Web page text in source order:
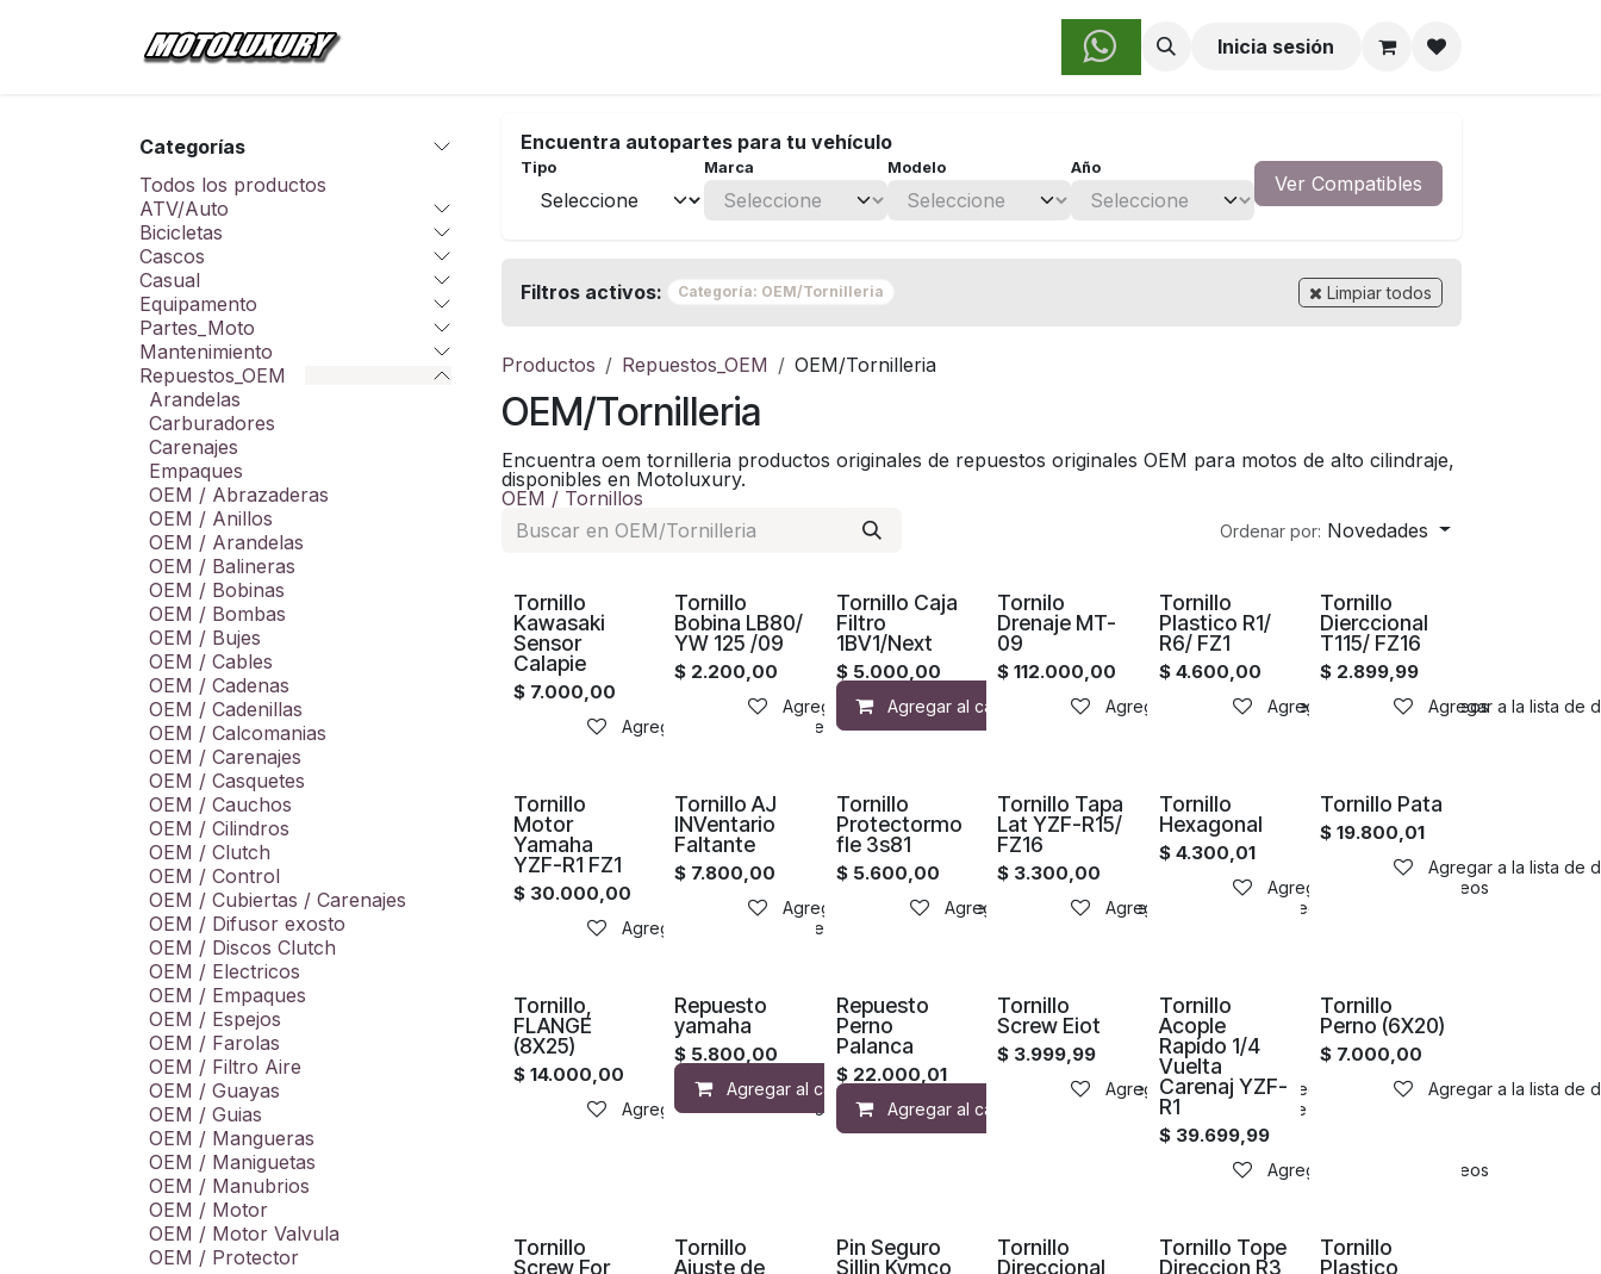
Sobre Nosotros Inicia sesión
Categorías
Todos los productos
ATV/Auto
Bicicletas
Cascos
Casual
Equipamento
Partes_Moto
Mantenimiento
Repuestos_OEM
Arandelas
Carburadores
Carenajes
Empaques
OEM / Abrazaderas
OEM / Anillos
OEM / Arandelas
OEM / Balineras
OEM / Bobinas
OEM / Bombas
OEM / Bujes
OEM / Cables
OEM / Cadenas
OEM / Cadenillas
OEM / Calcomanias
OEM / Carenajes
OEM / Casquetes
OEM / Cauchos
OEM / Cilindros
OEM / Clutch
OEM / Control
OEM / Cubiertas / Carenajes
OEM / Difusor exosto
OEM / Discos Clutch
OEM / Electricos
OEM / Empaques
OEM / Espejos
OEM / Farolas
OEM / Filtro Aire
OEM / Guayas
OEM / Guias
OEM / Mangueras
OEM / Maniguetas
OEM / Manubrios
OEM / Motor
OEM / Motor Valvula
OEM / Protector
Encuentra autopartes para tu vehículo
Tipo Marca Modelo Año
Ver Compatibles
Filtros activos: Categoría: OEM/Tornilleria Limpiar todos
Productos Repuestos_OEM OEM/Tornilleria
OEM/Tornilleria
Encuentra oem tornilleria productos originales de repuestos originales OEM para motos de alto cilindraje,
disponibles en Motoluxury.
OEM / Tornillos
Ordenar por: Novedades
Tornillo
Kawasaki
Sensor
Calapie
$ 7.000,00
Agregar a la lista de deseos
Tornillo
Bobina LB80/
YW 125 /09
$ 2.200,00
Agregar a la lista de deseos
Tornillo Caja
Filtro
1BV1/Next
$ 5.000,00
Agregar al carrito Agregar a la lista de deseos
Tornilo
Drenaje MT-
09
$112.000,00
Agregar a la lista de deseos
Tornillo
Plastico R1/
R6/ FZ1
$ 4.600,00
Agregar a la lista de deseos
Tornillo
Dierccional
T115/ FZ16
$ 2.899,99
Agregar a la lista de
Tornillo
Motor
Yamaha
YZF-R1 FZ1
$ 30.000,00
Agregar a la lista de deseos
Tornillo AJ
INVentario
Faltante
$ 7.800,00
Agregar a la lista de deseos
Tornillo
Protectormo
fle 3s81
$ 5.600,00
Agregar a la lista de deseos
Tornillo Tapa
Lat YZF-R15/
FZ16
$ 3.300,00
Agregar a la lista de deseos
Tornillo
Hexagonal
$ 4.300,01
Agregar a la lista de deseos
Tornillo Pata
$19.800,01
Agregar a la lista de
Tornillo,
FLANGE
(8X25)
$ 14.000,00
Agregar a la lista de deseos
Repuesto
yamaha
$ 5.800,00
Agregar al carrito Agregar a la lista de deseos
Repuesto
Perno
Palanca
$ 22.000,01
Agregar al carrito Agregar a la lista de deseos
Tornillo
Screw Eiot
$ 3.999,99
Agregar a la lista de deseos
Tornillo
Acople
Rapido 1/4
Vuelta
Carenaj YZF-
R1
$ 39.699,99
Agregar a la lista de deseos
Tornillo
Perno (6X20)
$ 7.000,00
Agregar a la lista de
Tornillo
Screw For
Tornillo
Ajuste de
Pin Seguro
Sillin Kymco
Tornillo
Direccional
Tornillo Tope
Direccion R3
Tornillo
Plastico